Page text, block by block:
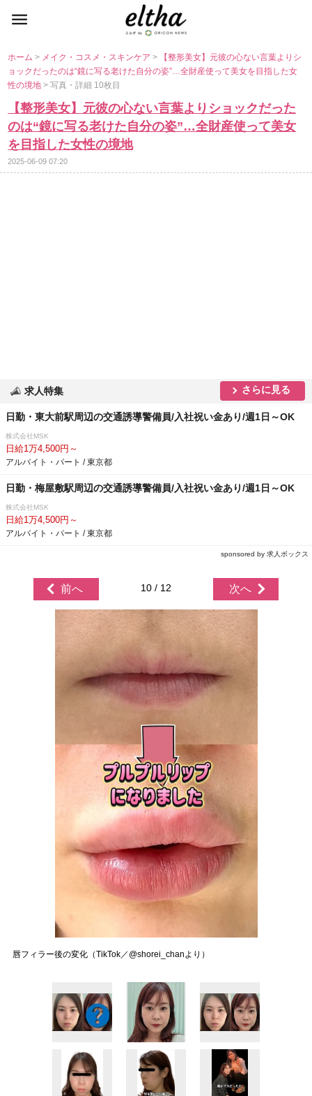
ホーム> メイク・コスメ・スキンケア>
【整形美女】元彼の心ない言葉よりシ
ョックだったのは“鏡に写る老けた自分の姿”…全財産使って美女を目指した女
性の境地> 写真・詳細 10枚目
【整形美女】元彼の心ない言葉よりショックだった
のは“鏡に写る老けた自分の姿”…全財産使って美女
を目指した女性の境地
2025-06-09 07:20
求人特集 さらに見る
日勤・東大前駅周辺の交通誘導警備員/入社祝い金あり/週1日～OK
株式会社MSK
日給1万4,500円～
アルバイト・パート / 東京都
日勤・梅屋敷駅周辺の交通誘導警備員/入社祝い金あり/週1日～OK
株式会社MSK
日給1万4,500円～
アルバイト・パート / 東京都
sponsored by 求人ボックス
前へ 10 / 12 次へ
唇フィラー後の変化（TikTok／@shorei_chanより）